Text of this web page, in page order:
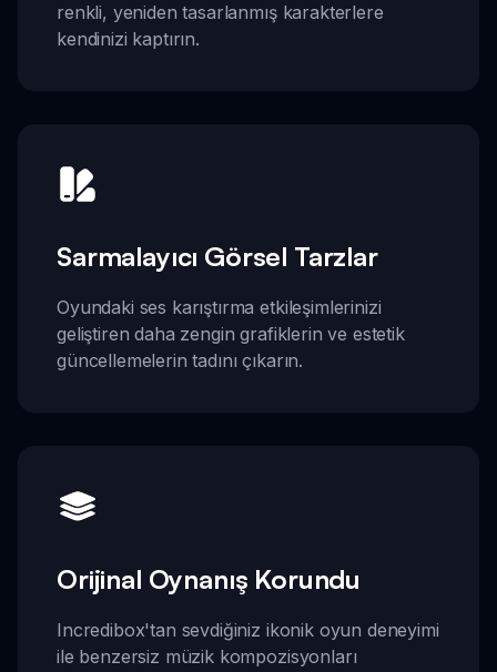
renkli, yeniden tasarlanmış karakterlere
kendinizi kaptırın.
Sarmalayıcı Görsel Tarzlar
Oyundaki ses karıştırma etkileşimlerinizi
geliştiren daha zengin grafiklerin ve estetik
güncellemelerin tadını çıkarın.
Orijinal Oynanış Korundu
Incredibox'tan sevdiğiniz ikonik oyun deneyimi
ile benzersiz müzik kompozisyonları